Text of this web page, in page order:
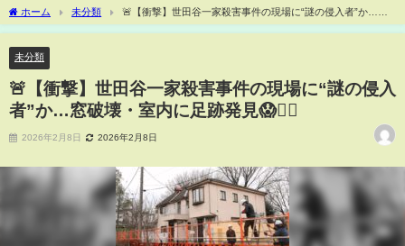
ホーム 未分類
🚨【衝撃】世田谷一家殺害事件の現場に“謎の侵入者”か…窓
破壊・室内に足跡発見😱🕵️‍♂️
未分類
🚨【衝撃】世田谷一家殺害事件の現場に“謎の侵入
者”か…窓破壊・室内に足跡発見😱🕵️‍♂️
2026年2月8日 2026年2月8日